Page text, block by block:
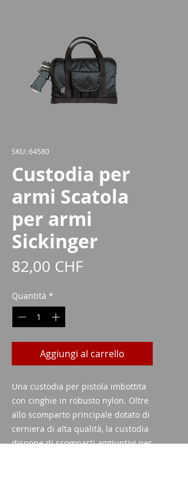
SKU: 64580
Custodia per
armi Scatola
per armi
Sickinger
82,00 CHFPrezzo
Quantità *
Aggiungi al carrello
Una custodia per pistola imbottita
con cinghie in robusto nylon. Oltre
allo scomparto principale dotato di
cerniera di alta qualità, la custodia
dispone di scomparti aggiuntivi per